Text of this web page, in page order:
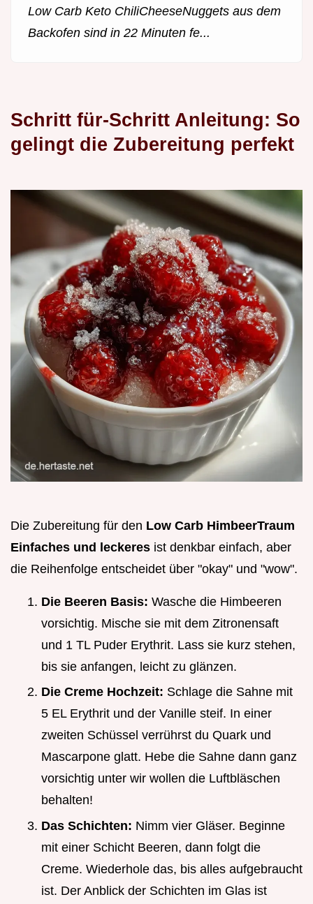
Low Carb Keto ChiliCheeseNuggets aus dem
Backofen sind in 22 Minuten fe...
Schritt für-Schritt Anleitung: So
gelingt die Zubereitung perfekt
Die Zubereitung für den Low Carb HimbeerTraum
Einfaches und leckeres ist denkbar einfach, aber
die Reihenfolge entscheidet über "okay" und "wow".
Die Beeren Basis: Wasche die Himbeeren
vorsichtig. Mische sie mit dem Zitronensaft
und 1 TL Puder Erythrit. Lass sie kurz stehen,
bis sie anfangen, leicht zu glänzen.
Die Creme Hochzeit: Schlage die Sahne mit
5 EL Erythrit und der Vanille steif. In einer
zweiten Schüssel verrührst du Quark und
Mascarpone glatt. Hebe die Sahne dann ganz
vorsichtig unter wir wollen die Luftbläschen
behalten!
Das Schichten: Nimm vier Gläser. Beginne
mit einer Schicht Beeren, dann folgt die
Creme. Wiederhole das, bis alles aufgebraucht
ist. Der Anblick der Schichten im Glas ist